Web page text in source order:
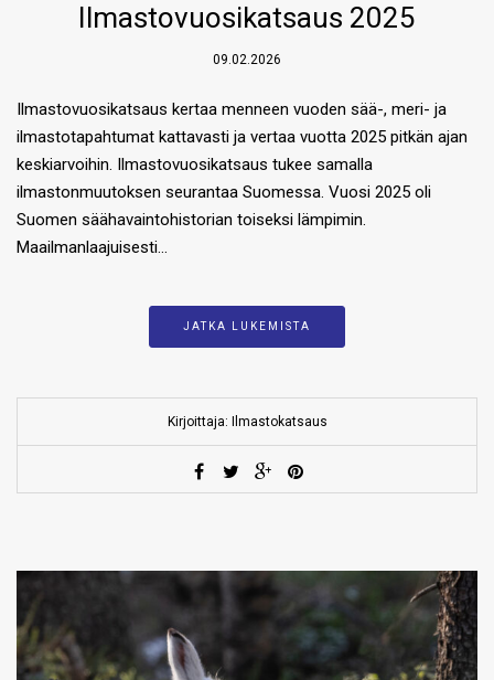
Ilmastovuosikatsaus 2025
09.02.2026
Ilmastovuosikatsaus kertaa menneen vuoden sää-, meri- ja
ilmastotapahtumat kattavasti ja vertaa vuotta 2025 pitkän ajan
keskiarvoihin. Ilmastovuosikatsaus tukee samalla
ilmastonmuutoksen seurantaa Suomessa. Vuosi 2025 oli
Suomen säähavaintohistorian toiseksi lämpimin.
Maailmanlaajuisesti…
JATKA LUKEMISTA
Kirjoittaja: Ilmastokatsaus